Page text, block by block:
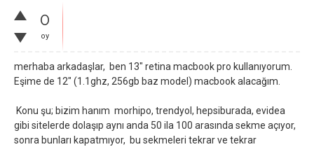
0
oy
merhaba arkadaşlar, ben 13" retina macbook pro kullanıyorum.
Eşime de 12" (1.1ghz, 256gb baz model) macbook alacağım.
Konu şu; bizim hanım morhipo, trendyol, hepsiburada, evidea
gibi sitelerde dolaşıp aynı anda 50 ila 100 arasında sekme açıyor,
sonra bunları kapatmıyor, bu sekmeleri tekrar ve tekrar